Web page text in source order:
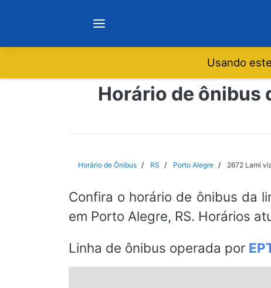
Notícias
São Paulo
Espírito Santo
Usando
Horário de ônibus
Horário de Ônibus RS Porto Alegre 2672 Lami
Confira o horário de ônibus da
em Porto Alegre, RS. Horários
Linha de ônibus operada por